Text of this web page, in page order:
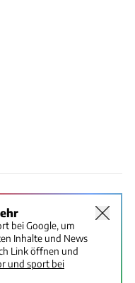
bei Google, um
Inhalte und News
Link öffnen und
und sport bei